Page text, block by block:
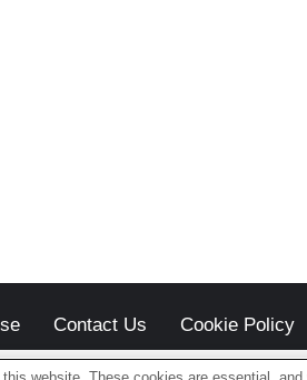
Contact Us Cookie Policy